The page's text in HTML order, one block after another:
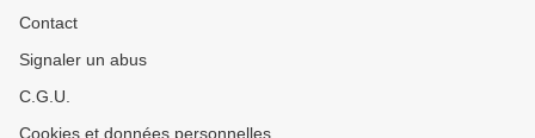
Contact
Signaler un abus
C.G.U.
Cookies et données personnelles